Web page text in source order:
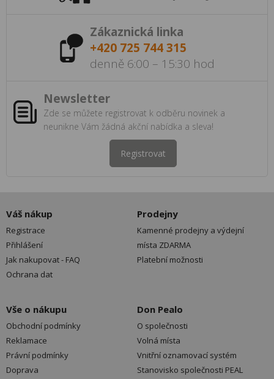
Zákaznická linka
+420 725 744 315
denně 6:00 – 15:30 hod
Newsletter
Zde se můžete registrovat k odběru novinek a
neunikne Vám žádná akční nabídka a sleva!
Registrovat
Váš nákup
Registrace
Přihlášení
Jak nakupovat - FAQ
Ochrana dat
Prodejny
Kamenné prodejny a výdejní
místa ZDARMA
Platební možnosti
Vše o nákupu
Obchodní podmínky
Reklamace
Právní podmínky
Doprava
Don Pealo
O společnosti
Volná místa
Vnitřní oznamovací systém
Stanovisko společnosti PEAL